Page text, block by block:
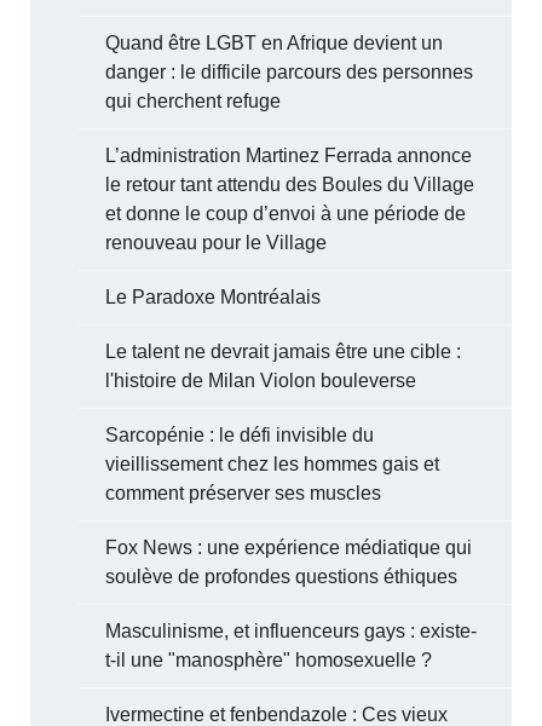
Quand être LGBT en Afrique devient un
danger : le difficile parcours des personnes
qui cherchent refuge
L’administration Martinez Ferrada annonce
le retour tant attendu des Boules du Village
et donne le coup d’envoi à une période de
renouveau pour le Village
Le Paradoxe Montréalais
Le talent ne devrait jamais être une cible :
l'histoire de Milan Violon bouleverse
Sarcopénie : le défi invisible du
vieillissement chez les hommes gais et
comment préserver ses muscles
Fox News : une expérience médiatique qui
soulève de profondes questions éthiques
Masculinisme, et influenceurs gays : existe-
t-il une "manosphère" homosexuelle ?
Ivermectine et fenbendazole : Ces vieux